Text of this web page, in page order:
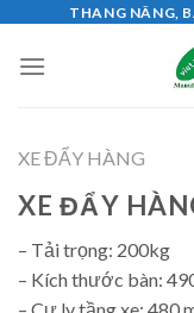
content
THANG NÂNG,
XE ĐẨY HÀNG
XE ĐẨY
– Tải trọng: 200kg
– Kích thước bàn: